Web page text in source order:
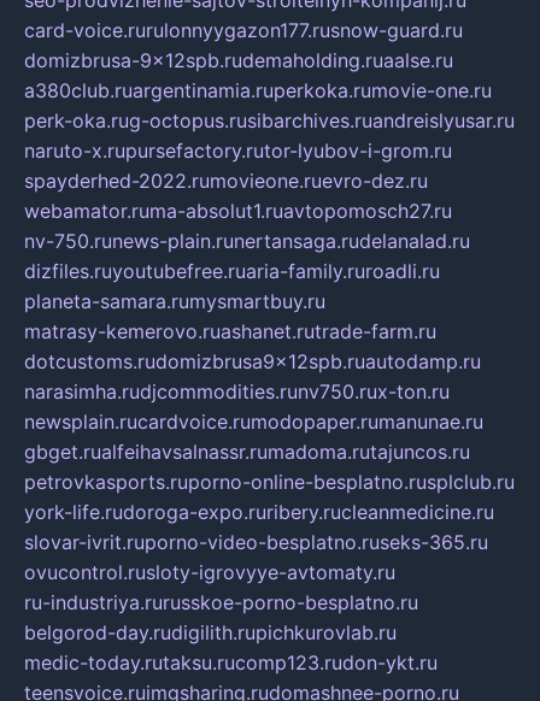
card-voice.rurulonnyygazon177.rusnow-guard.ru
domizbrusa-9x12spb.rudemaholding.ruaalse.ru
a380club.ruargentinamia.ruperkoka.rumovie-one.ru
perk-oka.rug-octopus.rusibarchives.ruandreislyusar.ru
naruto-x.rupursefactory.rutor-lyubov-i-grom.ru
spayderhed-2022.rumovieone.ruevro-dez.ru
webamator.ruma-absolut1.ruavtopomosch27.ru
nv-750.runews-plain.runertansaga.rudelanalad.ru
dizfiles.ruyoutubefree.ruaria-family.ruroadli.ru
planeta-samara.rumysmartbuy.ru
matrasy-kemerovo.ruashanet.rutrade-farm.ru
dotcustoms.rudomizbrusa9x12spb.ruautodamp.ru
narasimha.rudjcommodities.runv750.rux-ton.ru
newsplain.rucardvoice.rumodopaper.rumanunae.ru
gbget.rualfeihavsalnassr.rumadoma.rutajuncos.ru
petrovkasports.ruporno-online-besplatno.rusplclub.ru
york-life.rudoroga-expo.ruribery.rucleanmedicine.ru
slovar-ivrit.ruporno-video-besplatno.ruseks-365.ru
ovucontrol.rusloty-igrovyye-avtomaty.ru
ru-industriya.rurusskoe-porno-besplatno.ru
belgorod-day.rudigilith.rupichkurovlab.ru
medic-today.rutaksu.rucomp123.rudon-ykt.ru
teensvoice.ruimgsharing.rudomashnee-porno.ru